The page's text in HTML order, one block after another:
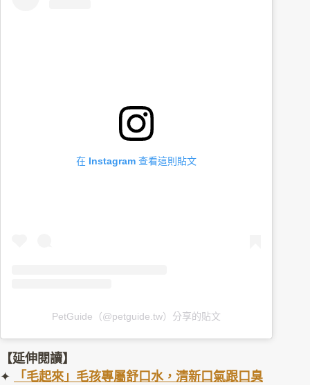
在 Instagram 查看這則貼文
PetGuide（@petguide.tw）分享的貼文
【延伸閱讀】
✦
「毛起來」毛孩專屬舒口水，清新口氣跟口臭